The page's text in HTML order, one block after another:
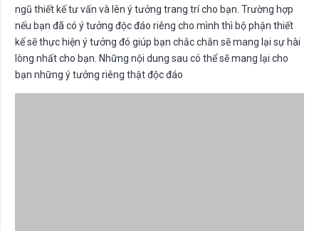
ngũ thiết kế tư vấn và lên ý tưởng trang trí cho bạn. Trường hợp
nếu bạn đã có ý tưởng độc đáo riêng cho mình thì bộ phận thiết
kế sẽ thực hiện ý tưởng đó giúp bạn chắc chắn sẽ mang lại sự hài
lòng nhất cho bạn. Những nội dung sau có thể sẽ mang lại cho
bạn những ý tưởng riêng thật độc đáo